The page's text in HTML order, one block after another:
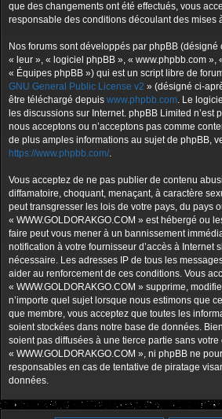
que des changements ont été effectués, vous
responsable des conditions découlant des mises
Nos forums sont développés par phpBB
« leur », « logiciel phpBB », « www.phpbb.com »,
« Équipes phpBB ») qui est un script libre de
GNU General Public License v2 » (désigné ci-
être téléchargé depuis www.phpbb.com. Le
les discussions sur Internet. phpBB Limited n’est
nous acceptons ou n’acceptons pas comme
de plus amples informations au sujet de phpBB,
https://www.phpbb.com/.
Vous acceptez de ne pas publier de contenu
diffamatoire, choquant, menaçant, à caractère
peut transgresser les lois de votre pays, du pays
« WWW.GOLDORAKGO.COM » est hébergé ou
faire peut vous mener à un bannissement
notification à votre fournisseur d’accès à Internet
nécessaire. Les adresses IP de tous les
aider au renforcement de ces conditions. Vous
« WWW.GOLDORAKGO.COM » supprime,
n’importe quel sujet lorsque nous estimons que
que membre, vous acceptez que toutes les
soient stockées dans notre base de données.
soient pas diffusées à une tierce partie sans votre
« WWW.GOLDORAKGO.COM », ni phpBB ne
responsables en cas de tentative de piratage
données.